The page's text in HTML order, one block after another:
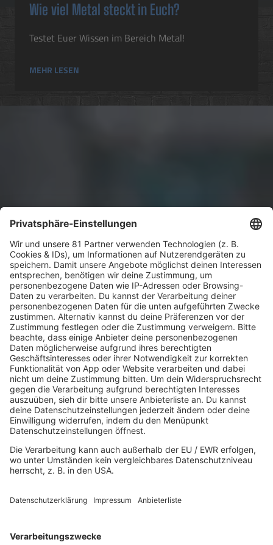
Wie viel Metal steckt in Euch?
Testet Euer Wissen im Bereich Metal!
MEHR LESEN
VOTING
In welchem Jahr wart Ihr das erste Mal
auf dem W:O:A?
Hier an der Umfrage teilnehmen.
MEHR LESEN